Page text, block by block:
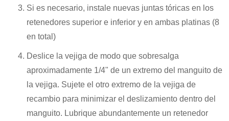
Si es necesario, instale nuevas juntas tóricas en los
retenedores superior e inferior y en ambas platinas (8
en total)
Deslice la vejiga de modo que sobresalga
aproximadamente 1/4" de un extremo del manguito de
la vejiga. Sujete el otro extremo de la vejiga de
recambio para minimizar el deslizamiento dentro del
manguito. Lubrique abundantemente un retenedor